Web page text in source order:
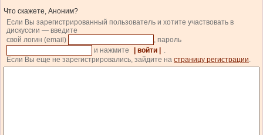
Что скажете, Аноним?
Если Вы зарегистрированный пользователь и хотите участвовать в
дискуссии — введите
свой логин (email)
, пароль
и нажмите
| войти |
.
Если Вы еще не зарегистрировались, зайдите на страницу регистрации.